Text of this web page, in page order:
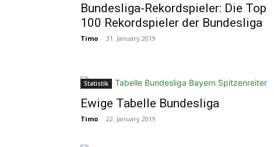
Bundesliga-Rekordspieler: Die Top
100 Rekordspieler der Bundesliga
Timo - 31. January 2019
Statistik
Ewige Tabelle Bundesliga
Timo - 22. January 2019